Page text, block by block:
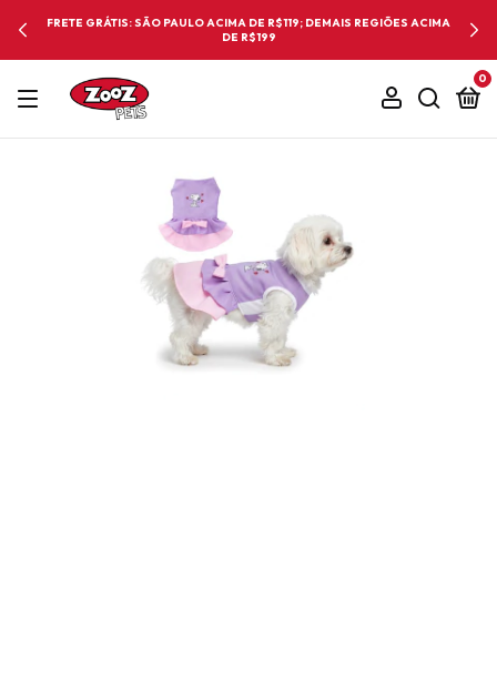
FRETE GRÁTIS: SÃO PAULO ACIMA DE R$119; DEMAIS REGIÕES ACIMA
DE R$199
0